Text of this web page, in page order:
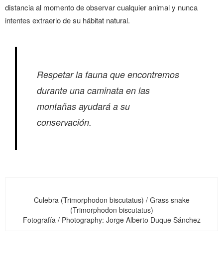
distancia al momento de observar cualquier animal y nunca
intentes extraerlo de su hábitat natural.
Respetar la fauna que encontremos
durante una caminata en las
montañas ayudará a su
conservación.
Culebra (Trimorphodon biscutatus) / Grass snake
(Trimorphodon biscutatus)
Fotografía / Photography: Jorge Alberto Duque Sánchez